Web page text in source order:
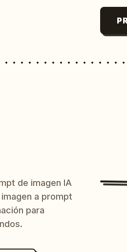
de imagen IA
a prompt
para